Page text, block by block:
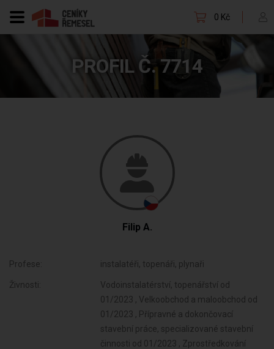
0 Kč
PROFIL Č. 7714
Filip A.
Profese: instalatéři, topenáři, plynaři
Živnosti:
Vodoinstalatérství, topenářství od
01/2023 , Velkoobchod a maloobchod od
01/2023 , Přípravné a dokončovací
stavební práce, specializované stavební
činnosti od 01/2023 , Zprostředkování